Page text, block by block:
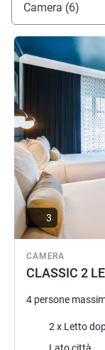
Camera (6)
CAMERA
CLASSIC 2
Visualizza dettagli
3
4 persone
Biancheria da
2 x Letto
Vista: